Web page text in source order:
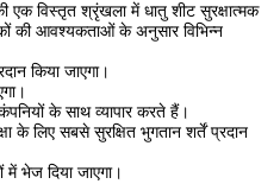
एक विस्तृत श्रृंखला में धातु शीट सुरक्षात्मक
की आवश्यकताओं के अनुसार विभिन्न
किया जाएगा।
के साथ व्यापार करते हैं।
के लिए सबसे सुरक्षित भुगतान शर्तें प्रदान
भेज दिया जाएगा।